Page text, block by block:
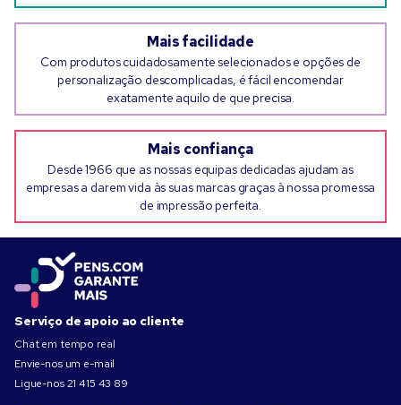
Mais facilidade
Com produtos cuidadosamente selecionados e opções de
personalização descomplicadas, é fácil encomendar
exatamente aquilo de que precisa.
Mais confiança
Desde 1966 que as nossas equipas dedicadas ajudam as
empresas a darem vida às suas marcas graças à nossa promessa
de impressão perfeita.
Serviço de apoio ao cliente
Chat em tempo real
Envie-nos um e-mail
Ligue-nos 21 415 43 89